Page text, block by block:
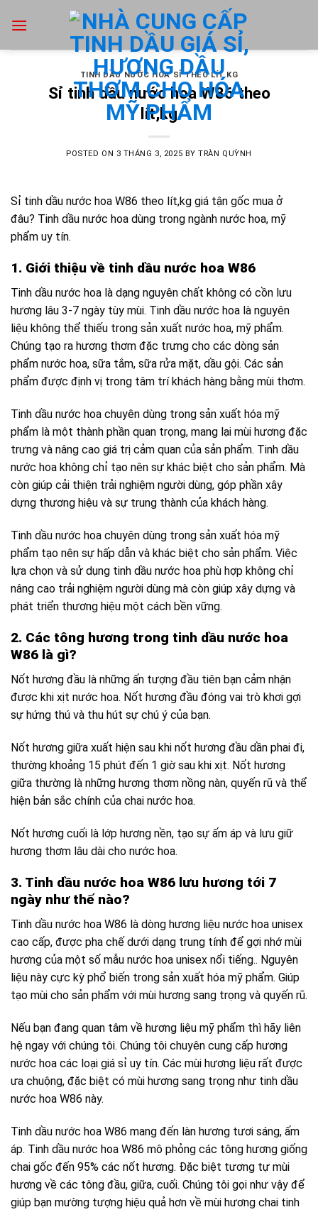
TINH DẦU NƯỚC HOA SỈ THEO LÍT KG
Sỉ tinh dầu nước hoa W86 theo
lít,kg
POSTED ON 3 THÁNG 3, 2025 BYTRÀN QUỲNH
Sỉ tinh dầu nước hoa W86 theo lít,kg giá tận gốc mua ở
đâu? Tinh dầu nước hoa dùng trong ngành nước hoa, mỹ
phẩm uy tín.
1. Giới thiệu về tinh dầu nước hoa W86
Tinh dầu nước hoa là dạng nguyên chất không có cồn lưu
hương lâu 3-7 ngày tùy mùi. Tinh dầu nước hoa là nguyên
liệu không thể thiếu trong sản xuất nước hoa, mỹ phẩm.
Chúng tạo ra hương thơm đặc trưng cho các dòng sản
phẩm nước hoa, sữa tắm, sữa rửa mặt, dầu gội. Các sản
phẩm được định vị trong tâm trí khách hàng bằng mùi thơm.
Tinh dầu nước hoa chuyên dùng trong sản xuất hóa mỹ
phẩm là một thành phần quan trọng, mang lại mùi hương đặc
trưng và nâng cao giá trị cảm quan của sản phẩm. Tinh dầu
nước hoa không chỉ tạo nên sự khác biệt cho sản phẩm. Mà
còn giúp cải thiện trải nghiệm người dùng, góp phần xây
dựng thương hiệu và sự trung thành của khách hàng.
Tinh dầu nước hoa chuyên dùng trong sản xuất hóa mỹ
phẩm tạo nên sự hấp dẫn và khác biệt cho sản phẩm. Việc
lựa chọn và sử dụng tinh dầu nước hoa phù hợp không chỉ
nâng cao trải nghiệm người dùng mà còn giúp xây dựng và
phát triển thương hiệu một cách bền vững.
2. Các tông hương trong tinh dầu nước hoa
W86 là gì?
Nốt hương đầu là những ấn tượng đầu tiên bạn cảm nhận
được khi xịt nước hoa. Nốt hương đầu đóng vai trò khơi gợi
sự hứng thú và thu hút sự chú ý của bạn.
Nốt hương giữa xuất hiện sau khi nốt hương đầu dần phai đi,
thường khoảng 15 phút đến 1 giờ sau khi xịt. Nốt hương
giữa thường là những hương thơm nồng nàn, quyến rũ và thể
hiện bản sắc chính của chai nước hoa.
Nốt hương cuối là lớp hương nền, tạo sự ấm áp và lưu giữ
hương thơm lâu dài cho nước hoa.
3. Tinh dầu nước hoa W86 lưu hương tới 7
ngày như thế nào?
Tinh dầu nước hoa W86 là dòng hương liệu nước hoa unisex
cao cấp, được pha chế dưới dạng trung tính để gợi nhớ mùi
hương của một số mẫu nước hoa unisex nổi tiếng.. Nguyên
liệu này cực kỳ phổ biến trong sản xuất hóa mỹ phẩm. Giúp
tạo mùi cho sản phẩm với mùi hương sang trọng và quyến rũ.
Nếu bạn đang quan tâm về hương liệu mỹ phẩm thì hãy liên
hệ ngay với chúng tôi. Chúng tôi chuyên cung cấp hương
nước hoa các loại giá sỉ uy tín. Các mùi hương liệu rất được
ưa chuộng, đặc biệt có mùi hương sang trọng như tinh dầu
nước hoa W86 này.
Tinh dầu nước hoa W86 mang đến làn hương tươi sáng, ấm
áp. Tinh dầu nước hoa W86 mô phỏng các tông hương giống
chai gốc đến 95% các nốt hương. Đặc biệt tương tự mùi
hương về các tông đầu, giữa, cuối. Chúng tôi gọi như vậy để
giúp bạn mường tượng hiệu quả hơn về mùi hương chai tinh